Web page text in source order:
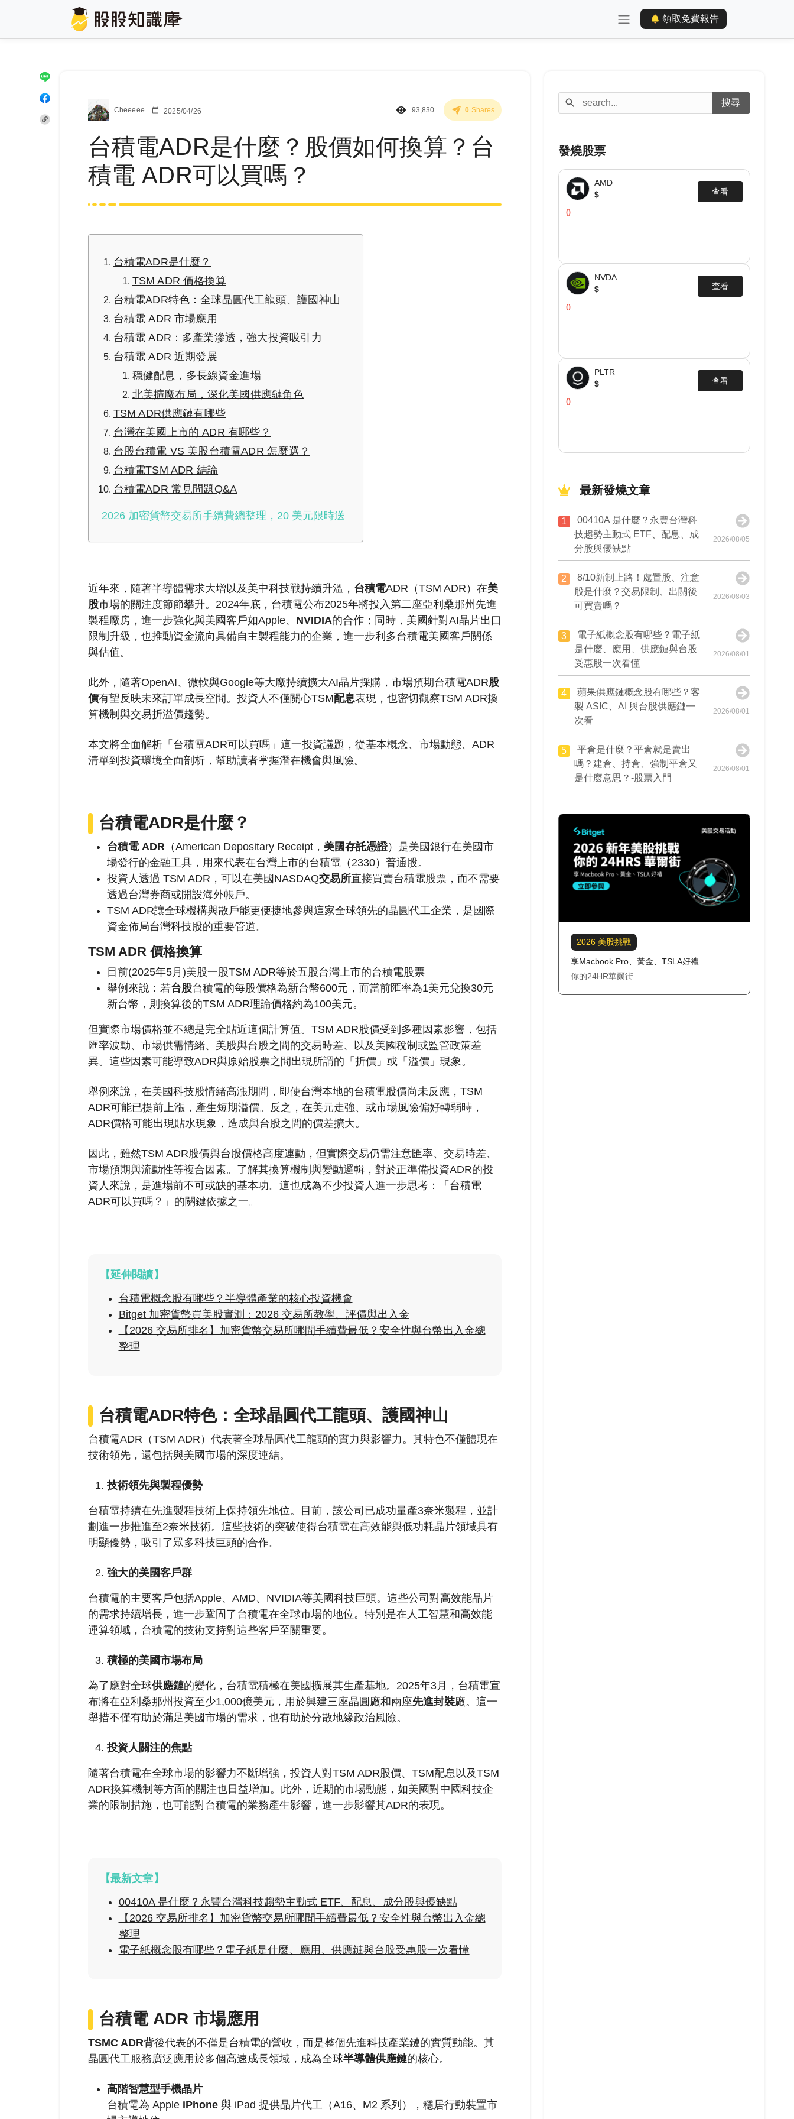
領取免費報告
Cheeeee 2025/04/26 93,830 0 Shares
台積電ADR是什麼？股價如何換算？台
積電 ADR可以買嗎？
台積電ADR是什麼？
TSM ADR 價格換算
台積電ADR特色：全球晶圓代工龍頭、護國神山
台積電 ADR 市場應用
台積電 ADR：多產業滲透，強大投資吸引力
台積電 ADR 近期發展
穩健配息，多長線資金進場
北美擴廠布局，深化美國供應鏈角色
TSM ADR供應鏈有哪些
台灣在美國上市的 ADR 有哪些？
台股台積電 VS 美股台積電ADR 怎麼選？
台積電TSM ADR 結論
台積電ADR 常見問題Q&A
2026 加密貨幣交易所手續費總整理，20 美元限時送
近年來，隨著半導體需求大增以及美中科技戰持續升溫， 台積電ADR（TSM ADR）在美
股市場的關注度節節攀升。2024年底，台積電公布2025年將投入第二座亞利桑那州先進
製程廠房，進一步強化與美國客戶如Apple、 NVIDIA的合作；同時，美國針對AI晶片出口
限制升級，也推動資金流向具備自主製程能力的企業，進一步利多台積電美國客戶關係
與估值。
此外，隨著OpenAI、微軟與Google等大廠持續擴大AI晶片採購，市場預期台積電ADR股
價有望反映未來訂單成長空間。投資人不僅關心TSM配息表現，也密切觀察TSM ADR換
算機制與交易折溢價趨勢。
本文將全面解析「台積電ADR可以買嗎」這一投資議題，從基本概念、市場動態、ADR
清單到投資環境全面剖析，幫助讀者掌握潛在機會與風險。
台積電ADR是什麼？
台積電 ADR（American Depositary Receipt， 美國存託憑證）是美國銀行在美國市
場發行的金融工具，用來代表在台灣上市的台積電（2330）普通股。
投資人透過 TSM ADR，可以在美國NASDAQ交易所直接買賣台積電股票，而不需要
透過台灣券商或開設海外帳戶。
TSM ADR讓全球機構與散戶能更便捷地參與這家全球領先的晶圓代工企業，是國際
資金佈局台灣科技股的重要管道。
TSM ADR 價格換算
目前(2025年5月)美股一股TSM ADR等於五股台灣上市的台積電股票
舉例來說：若台股台積電的每股價格為新台幣600元，而當前匯率為1美元兌換30元
新台幣，則換算後的TSM ADR理論價格約為100美元。
但實際市場價格並不總是完全貼近這個計算值。TSM ADR股價受到多種因素影響，包括
匯率波動、市場供需情緒、美股與台股之間的交易時差、以及美國稅制或監管政策差
異。這些因素可能導致ADR與原始股票之間出現所謂的「折價」或「溢價」現象。
舉例來說，在美國科技股情緒高漲期間，即使台灣本地的台積電股價尚未反應，TSM
ADR可能已提前上漲，產生短期溢價。反之，在美元走強、或市場風險偏好轉弱時，
ADR價格可能出現貼水現象，造成與台股之間的價差擴大。
因此，雖然TSM ADR股價與台股價格高度連動，但實際交易仍需注意匯率、交易時差、
市場預期與流動性等複合因素。了解其換算機制與變動邏輯，對於正準備投資ADR的投
資人來說，是進場前不可或缺的基本功。這也成為不少投資人進一步思考：「台積電
ADR可以買嗎？」的關鍵依據之一。
【延伸閱讀】
台積電概念股有哪些？半導體產業的核心投資機會
Bitget 加密貨幣買美股實測：2026 交易所教學、評價與出入金
【2026 交易所排名】加密貨幣交易所哪間手續費最低？安全性與台幣出入金總
整理
台積電ADR特色：全球晶圓代工龍頭、護國神山
台積電ADR（TSM ADR）代表著全球晶圓代工龍頭的實力與影響力。​其特色不僅體現在
技術領先，還包括與美國市場的深度連結。​
技術領先與製程優勢
台積電持續在先進製程技術上保持領先地位。​目前，該公司已成功量產3奈米製程，並計
劃進一步推進至2奈米技術。​這些技術的突破使得台積電在高效能與低功耗晶片領域具有
明顯優勢，吸引了眾多科技巨頭的合作。​
強大的美國客戶群
台積電的主要客戶包括Apple、AMD、NVIDIA等美國科技巨頭。​這些公司對高效能晶片
的需求持續增長，進一步鞏固了台積電在全球市場的地位。​特別是在人工智慧和高效能
運算領域，台積電的技術支持對這些客戶至關重要。
積極的美國市場布局
為了應對全球供應鏈的變化，台積電積極在美國擴展其生產基地。​2025年3月，台積電宣
布將在亞利桑那州投資至少1,000億美元，用於興建三座晶圓廠和兩座先進封裝廠。​這一
舉措不僅有助於滿足美國市場的需求，也有助於分散地緣政治風險。
投資人關注的焦點
隨著台積電在全球市場的影響力不斷增強，投資人對TSM ADR股價、TSM配息以及TSM
ADR換算機制等方面的關注也日益增加。​此外，近期的市場動態，如美國對中國科技企
業的限制措施，也可能對台積電的業務產生影響，進一步影響其ADR的表現。
【最新文章】
00410A 是什麼？永豐台灣科技趨勢主動式 ETF、配息、成分股與優缺點
【2026 交易所排名】加密貨幣交易所哪間手續費最低？安全性與台幣出入金總
整理
電子紙概念股有哪些？電子紙是什麼、應用、供應鏈與台股受惠股一次看懂
台積電 ADR 市場應用
TSMC ADR背後代表的不僅是台積電的營收，而是整個先進科技產業鏈的實質動能。其
晶圓代工服務廣泛應用於多個高速成長領域，成為全球半導體供應鏈的核心。
高階智慧型手機晶片
台積電為 Apple iPhone 與 iPad 提供晶片代工（A16、M2 系列），穩居行動裝置市
發燒股票
AMD
$
查看
()
NVDA
$
查看
()
PLTR
$
查看
()
最新發燒文章
1
00410A 是什麼？永豐台灣科
技趨勢主動式 ETF、配息、成
分股與優缺點
2026/08/05
2
8/10新制上路！處置股、注意
股是什麼？交易限制、出關後
可買賣嗎？
2026/08/03
3
電子紙概念股有哪些？電子紙
是什麼、應用、供應鏈與台股
受惠股一次看懂
2026/08/01
4
蘋果供應鏈概念股有哪些？客
製 ASIC、AI 與台股供應鏈一
次看
2026/08/01
5
平倉是什麼？平倉就是賣出
嗎？建倉、持倉、強制平倉又
是什麼意思？-股票入門
2026/08/01
2026 美股挑戰
享Macbook Pro、黃金、TSLA好禮
你的24HR華爾街